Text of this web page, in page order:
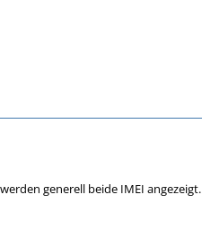
generell beide IMEI angezeigt.